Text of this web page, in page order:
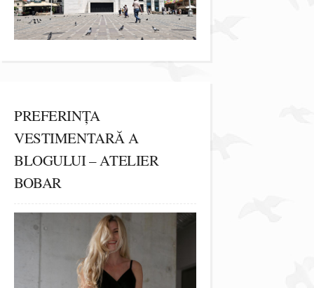
PREFERINȚA
VESTIMENTARĂ A
BLOGULUI – ATELIER
BOBAR